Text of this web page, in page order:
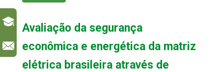
Avaliação da segurança
econômica e energética da matriz
elétrica brasileira através de